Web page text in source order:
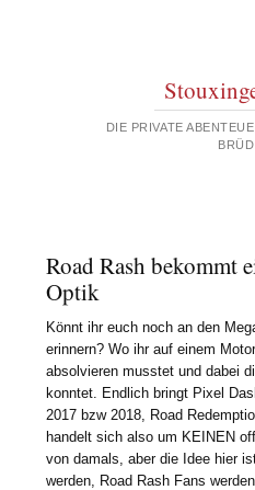
DIE PRIVATE
Road Rash bekommt
Optik
Könnt ihr euch noch an den
erinnern? Wo ihr auf einem
absolvieren musstet und dabei
konntet. Endlich bringt Pixel
2017 bzw 2018, Road
handelt sich also um KEINEN
von damals, aber die Idee hier
werden, Road Rash Fans